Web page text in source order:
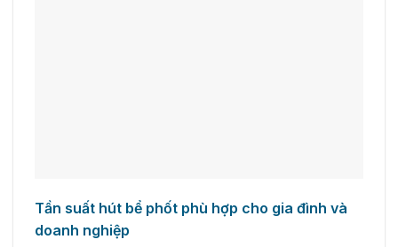
Tần suất hút bể phốt phù hợp cho gia đình và
doanh nghiệp